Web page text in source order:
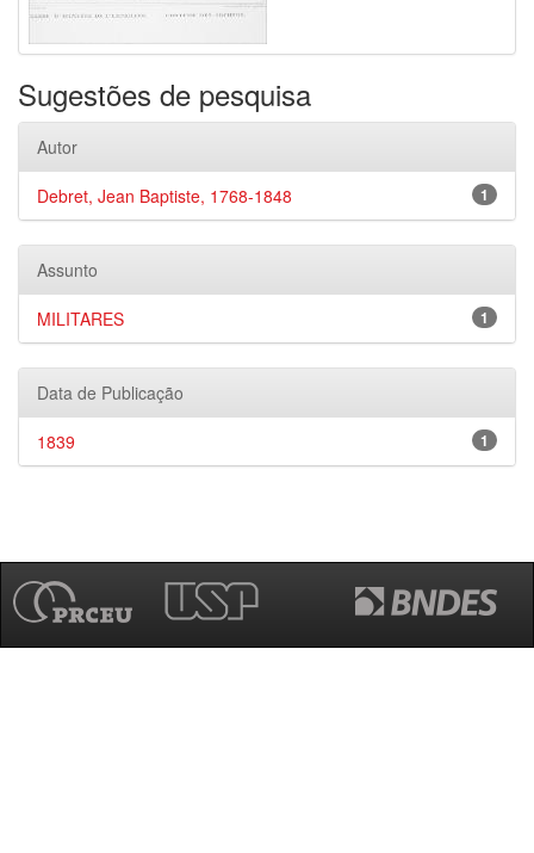
Sugestões de pesquisa
Autor
1
Debret, Jean Baptiste, 1768-1848
Assunto
1
MILITARES
Data de Publicação
1
1839